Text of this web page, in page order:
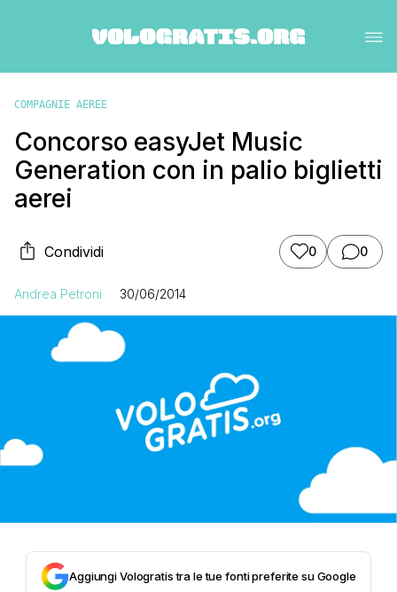
COMPAGNIE AEREE
Concorso easyJet Music
Generation con in palio biglietti
aerei
Condividi 0 0
Andrea Petroni 30/06/2014
Aggiungi Vologratis tra le tue fonti preferite su Google